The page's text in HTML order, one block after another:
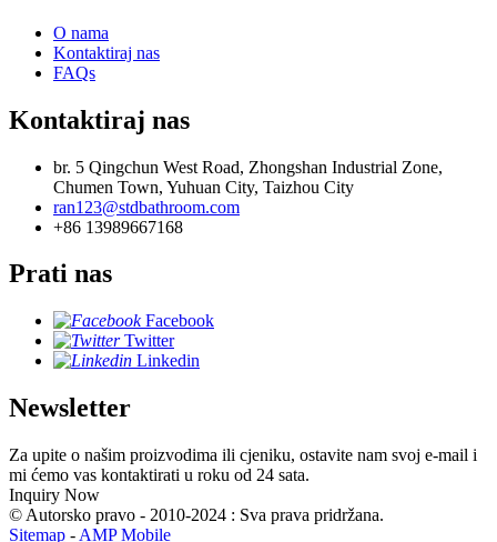
O nama
Kontaktiraj nas
FAQs
Kontaktiraj nas
br. 5 Qingchun West Road, Zhongshan Industrial Zone,
Chumen Town, Yuhuan City, Taizhou City
ran123@stdbathroom.com
+86 13989667168
Prati nas
Facebook
Twitter
Linkedin
Newsletter
Za upite o našim proizvodima ili cjeniku, ostavite nam svoj e-mail i
mi ćemo vas kontaktirati u roku od 24 sata.
Inquiry Now
© Autorsko pravo - 2010-2024 : Sva prava pridržana.
Sitemap - AMP Mobile